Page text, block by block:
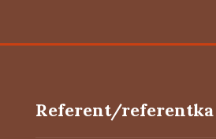
Referent/referentka